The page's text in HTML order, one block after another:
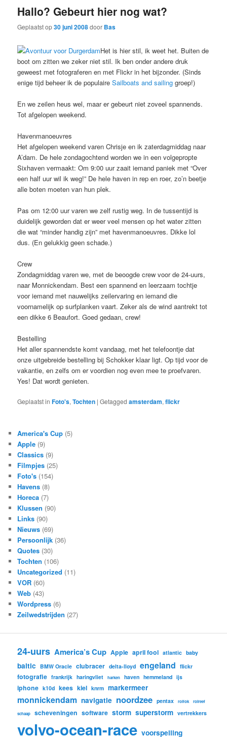
Hallo? Gebeurt hier nog wat?
Geplaatst op30 juni 2008door Bas
Het is hier stil, ik weet het. Buiten de
boot om zitten we zeker niet stil. Ik ben onder andere druk
geweest met fotograferen en met Flickr in het bijzonder. (Sinds
enige tijd beheer ik de populaireSailboats and sailing groep!)
En we zeilen heus wel, maar er gebeurt niet zoveel spannends.
Tot afgelopen weekend.
Havenmanoeuvres
Het afgelopen weekend varen Chrisje en ik zaterdagmiddag naar
A’dam. De hele zondagochtend worden we in een volgepropte
Sixhaven vermaakt: Om 9:00 uur zaait iemand paniek met “Over
een half uur wil ik weg!” De hele haven in rep en roer, zo’n beetje
alle boten moeten van hun plek.
Pas om 12:00 uur varen we zelf rustig weg. In de tussentijd is
duidelijk geworden dat er weer veel mensen op het water zitten
die wat “minder handig zijn” met havenmanoeuvres. Dikke lol
dus. (En gelukkig geen schade.)
Crew
Zondagmiddag varen we, met de beoogde crew voor de 24-uurs,
naar Monnickendam. Best een spannend en leerzaam tochtje
voor iemand met nauwelijks zeilervaring en iemand die
voornamelijk op surfplanken vaart. Zeker als de wind aantrekt tot
een dikke 6 Beaufort. Goed gedaan, crew!
Bestelling
Het aller spannendste komt vandaag, met het telefoontje dat
onze uitgebreide bestelling bij Schokker klaar ligt. Op tijd voor de
vakantie, en zelfs om er voordien nog even mee te proefvaren.
Yes! Dat wordt genieten.
Geplaatst in Foto's,Tochten |Getagged amsterdam,flickr
America's Cup (5)
Apple (9)
Classics (9)
Filmpjes (25)
Foto's (154)
Havens (8)
Horeca (7)
Klussen (90)
Links (90)
Nieuws (69)
Persoonlijk (36)
Quotes (30)
Tochten (106)
Uncategorized (11)
VOR (60)
Web (43)
Wordpress (6)
Zeilwedstrijden (27)
24-uurs America’s Cup Apple april fool atlantic baby
baltic BMW Oracle clubracer delta-lloyd engeland flickr
fotografie frankrijk haringvliet harken haven hemmeland ijs
iphone k10d kees kiel knrm markermeer
monnickendam navigatie noordzee pentax rolfok rolreef
schaap scheveningen software storm superstorm vertrekkers
volvo-ocean-race voorspelling